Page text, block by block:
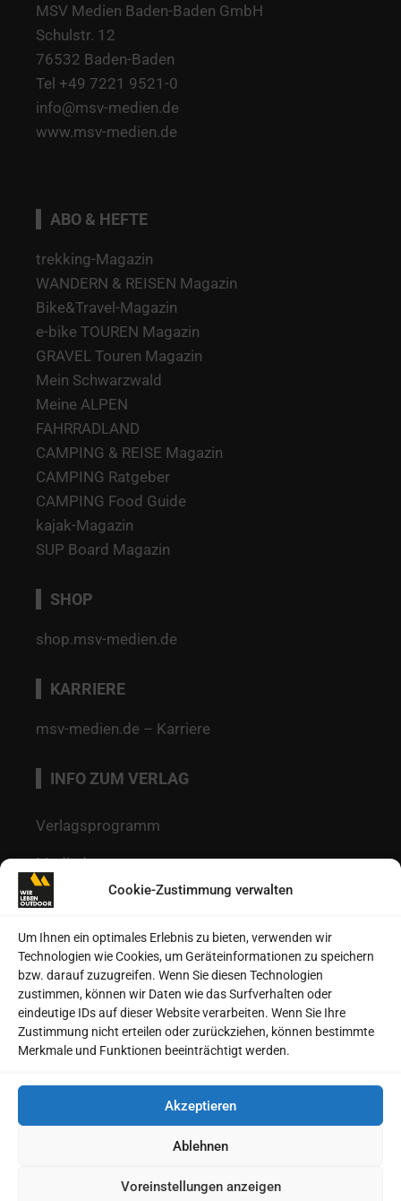
Cookie-Zustimmung verwalten
Um Ihnen ein optimales Erlebnis zu bieten, verwenden wir
Technologien wie Cookies, um Geräteinformationen zu speichern
bzw. darauf zuzugreifen. Wenn Sie diesen Technologien
zustimmen, können wir Daten wie das Surfverhalten oder
eindeutige IDs auf dieser Website verarbeiten. Wenn Sie Ihre
Zustimmung nicht erteilen oder zurückziehen, können bestimmte
Merkmale und Funktionen beeinträchtigt werden.
Akzeptieren
Ablehnen
Voreinstellungen anzeigen
MSV Medien Baden-Baden GmbH
Schulstr. 12
76532 Baden-Baden
Tel +49 7221 9521-0
info@msv-medien.de
www.msv-medien.de
ABO & HEFTE
trekking-Magazin
WANDERN & REISEN Magazin
Bike&Travel-Magazin
e-bike TOUREN Magazin
GRAVEL Touren Magazin
Mein Schwarzwald
Meine ALPEN
FAHRRADLAND
CAMPING & REISE Magazin
CAMPING Ratgeber
CAMPING Food Guide
kajak-Magazin
SUP Board Magazin
SHOP
shop.msv-medien.de
KARRIERE
msv-medien.de – Karriere
INFO ZUM VERLAG
Verlagsprogramm
Mediadaten
Redaktion
Kontakt
Autoren
Datenschutz
Impressum
Heftarchive
Cookie-Richtlinie (EU)